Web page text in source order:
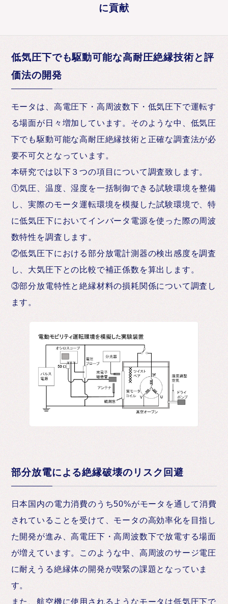
に貢献
低気圧下でも駆動可能な高耐圧絶縁技術と評
価法の開発
モータは、高電圧下・高周波数下・低気圧下で運転す
る場面が日々増加しています。そのような中、低気圧
下でも駆動可能な高耐圧絶縁技術と正確な調査法が必
要不可欠となっています。
本研究では以下３つの項目について調査致します。
①気圧、温度、湿度を一括制御できる試験環境を整備
し、実際のモータ運転環境を模擬した試験環境で、特
に低気圧下においてインバータ電源を使った際の周波
数特性を調査します。
②低気圧下における部分放電計測器の検出感度を調査
し、大気圧下との比較で補正係数を算出します。
③部分放電特性と絶縁材料の損耗関係について調査し
ます。
部分放電による絶縁破壊のリスク回避
日本国内の電力消費のうち50%がモータを通して消費
されていることを受けて、モータの高効率化を目指し
た開発が進み、高電圧下・高周波数下で放電する場面
が増えています。このような中、高周波のサージ電圧
に耐えうる絶縁体の開発が喫緊の課題となっていま
す。
また、航空機に使用されるようなモータは低気圧下で